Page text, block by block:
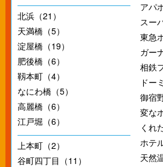
北浜（21）
天満橋（5）
淀屋橋（19）
肥後橋（6）
靱本町（4）
なにわ橋（5）
高麗橋（6）
江戸堀（6）
上本町（2）
谷町四丁目（11）
アパ
スー
東急
ガー
相鉄
ドー
御宿
変な
くれ
ホテ
天然